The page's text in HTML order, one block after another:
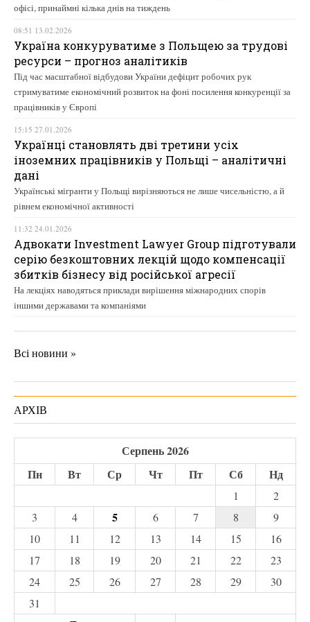
офісі, принаймні кілька днів на тиждень
08:51 13.02.2026
Україна конкуруватиме з Польщею за трудові
ресурси – прогноз аналітиків
Під час масштабної відбудови України дефіцит робочих рук
стримуватиме економічний розвиток на фоні посилення конкуренції за
працівників у Європі
15:15 27.01.2026
Українці становлять дві третини усіх
іноземних працівників у Польщі – аналітичні
дані
Українські мігранти у Польщі вирізняються не лише чисельністю, а й
рівнем економічної активності
11:32 24.01.2026
Адвокати Investment Lawyer Group підготували
серію безкоштовних лекцій щодо компенсації
збитків бізнесу від російської агресії
На лекціях наводяться приклади вирішення міжнародних спорів
іншими державами та компаніями
Всі новини »
АРХІВ
Серпень 2026
Пн
Вт Ср Чт Пт Сб Нд
1
2
3
4 5 6 7 8
9
10
11 12 13 14 15
16
17
18 19 20 21 22
23
24
25 26 27 28 29
30
31